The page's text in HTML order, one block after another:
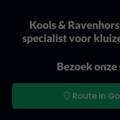
Kools &
specialist voor
Bezoek
Route in